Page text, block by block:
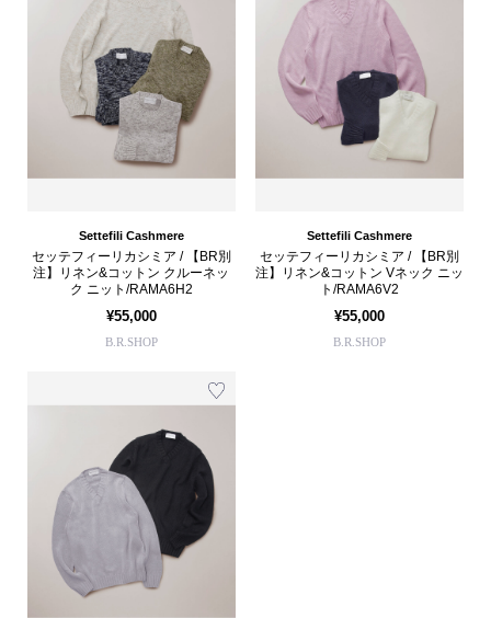
Settefili Cashmere
セッテフィーリカシミア / 【BR別
注】リネン&コットン クルーネッ
ク ニット/RAMA6H2
¥55,000
B.R.SHOP
Settefili Cashmere
セッテフィーリカシミア / 【BR別
注】リネン&コットン Vネック ニッ
ト/RAMA6V2
¥55,000
B.R.SHOP